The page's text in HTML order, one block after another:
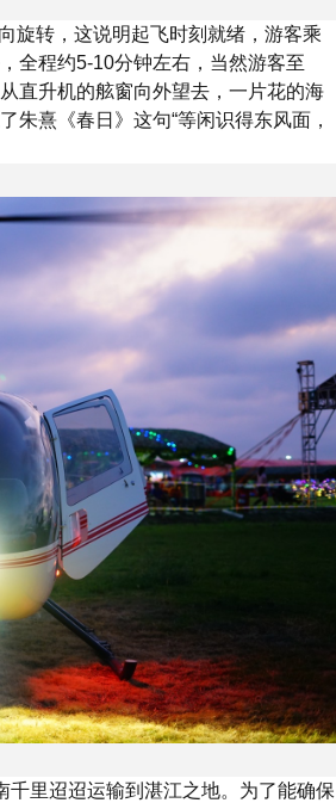
旋转，这说明起飞时刻就绪，游客乘
全程约5-10分钟左右，当然游客至
直升机的舷窗向外望去，一片花的海
朱熹《春日》这句“等闲识得东风面，
里迢迢运输到湛江之地。为了能确保